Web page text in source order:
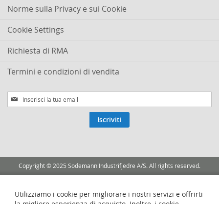
Norme sulla Privacy e sui Cookie
Cookie Settings
Richiesta di RMA
Termini e condizioni di vendita
Iscriviti
alla
Iscriviti
Copyright © 2025 Sodemann Industrifjedre A/S. All rights reserved.
Utilizziamo i cookie per migliorare i nostri servizi e offrirti